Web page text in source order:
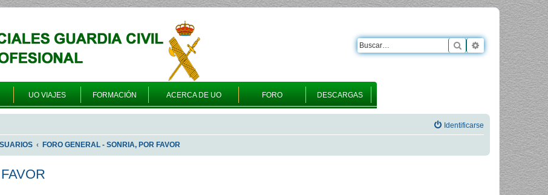
UO VIAJES FORMACIÓN ACERCA DE UO FORO DESCARGAS
Buscar Búsqueda
Identificarse
FORO GENERAL - SONRIA, POR FAVOR